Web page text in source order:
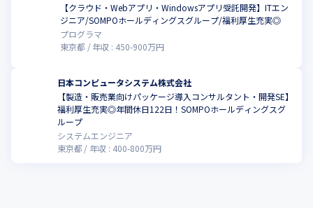
【クラウド・Webアプリ・Windowsアプリ受託開発】ITエン
ジニア/SOMPOホールディングスグループ/福利厚生充実◎
プログラマ
東京都
年収 : 450-900万円
日本コンピュータシステム株式会社
【製造・販売業向けパッケージ導入コンサルタント・開発SE】
福利厚生充実◎年間休日122日！SOMPOホールディングスグ
ループ
システムエンジニア
東京都
年収 : 400-800万円